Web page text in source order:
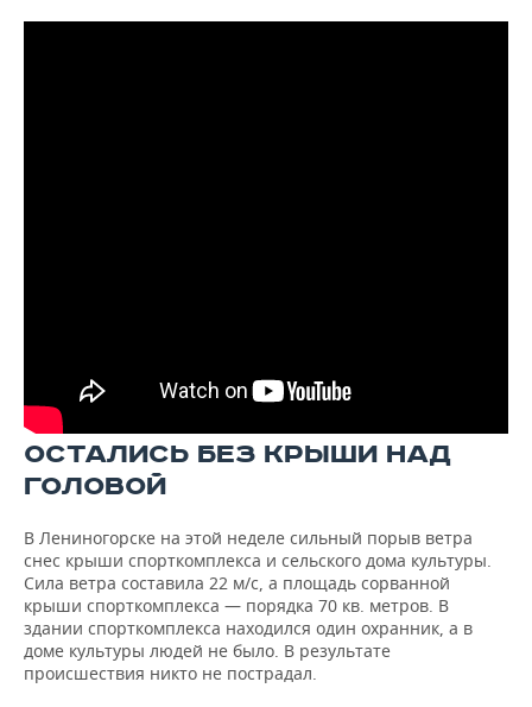
ОСТАЛИСЬ БЕЗ КРЫШИ НАД
ГОЛОВОЙ
В Лениногорске на этой неделе сильный порыв ветра
снес крыши спорткомплекса и сельского дома культуры.
Сила ветра составила 22 м/с, а площадь сорванной
крыши спорткомплекса — порядка 70 кв. метров. В
здании спорткомплекса находился один охранник, а в
доме культуры людей не было. В результате
происшествия никто не пострадал.